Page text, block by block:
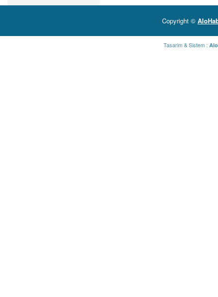
Copyright ©
Tasarim & Sistem :